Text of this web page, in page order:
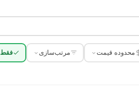
محدوده قیمت مرتب‌سازی